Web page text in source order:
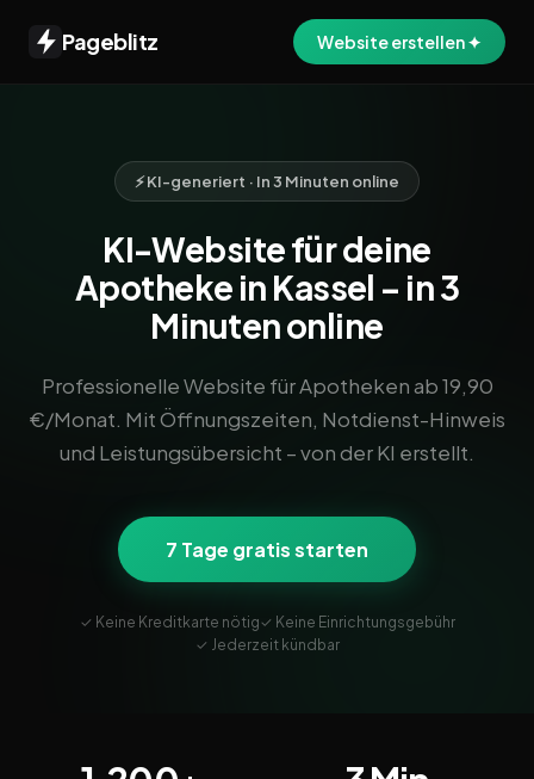
Pageblitz Website erstellen ✦
⚡ KI-generiert · In 3 Minuten online
KI-Website für deine
Apotheke in Kassel – in 3
Minuten online
Professionelle Website für Apotheken ab 19,90
€/Monat. Mit Öffnungszeiten, Notdienst-Hinweis
und Leistungsübersicht – von der KI erstellt.
7 Tage gratis starten
✓ Keine Kreditkarte nötig✓ Keine Einrichtungsgebühr
✓ Jederzeit kündbar